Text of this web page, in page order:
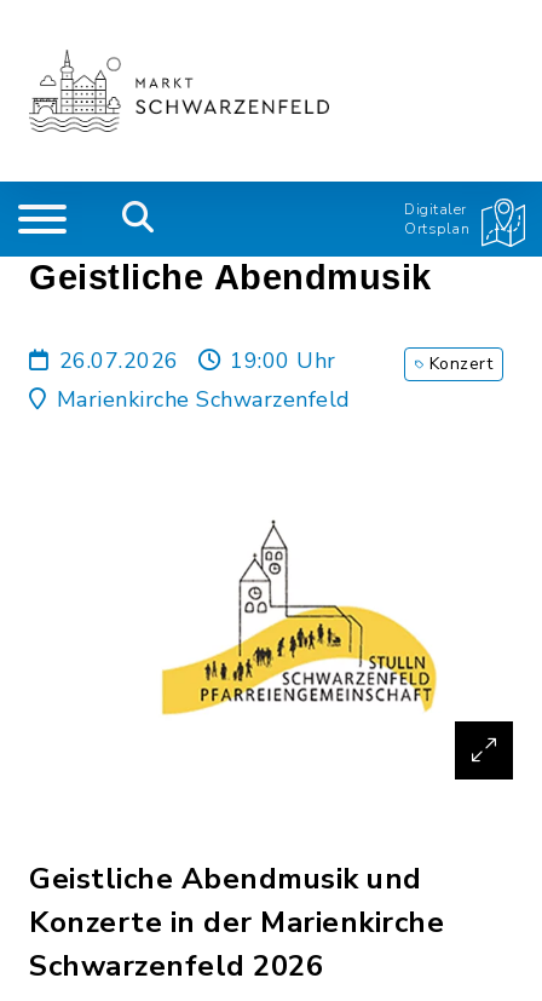
Digitaler
Ortsplan
Geistliche Abendmusik
26.07.2026
19:00 Uhr
Marienkirche Schwarzenfeld
Konzert
Geistliche Abendmusik und
Konzerte in der Marienkirche
Schwarzenfeld 2026